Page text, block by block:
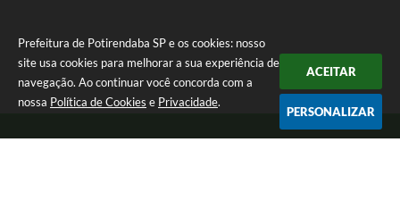
Prefeitura de Potirendaba SP e os cookies: nosso
site usa cookies para melhorar a sua experiência de
navegação. Ao continuar você concorda com a
nossa Política de Cookies e Privacidade.
ACEITAR
PERSONALIZAR